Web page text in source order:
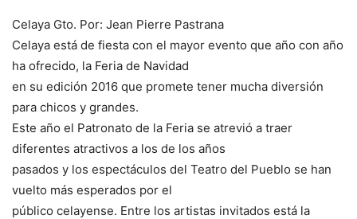
Celaya Gto. Por: Jean Pierre Pastrana
Celaya está de fiesta con el mayor evento que año con año
ha ofrecido, la Feria de Navidad
en su edición 2016 que promete tener mucha diversión
para chicos y grandes.
Este año el Patronato de la Feria se atrevió a traer
diferentes atractivos a los de los años
pasados y los espectáculos del Teatro del Pueblo se han
vuelto más esperados por el
público celayense. Entre los artistas invitados está la